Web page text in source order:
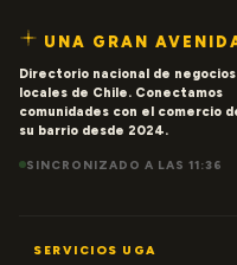
UNA GRAN
Directorio nacional de negocios
locales de Chile. Conectamos
comunidades con el comercio
su barrio desde 2024.
SINCRONIZADO A LAS 11:36
SERVICIOS UGA